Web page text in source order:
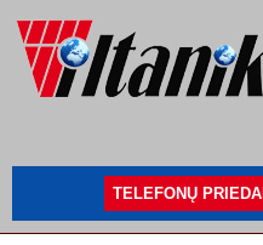
TELEFONŲ PRIEDAI